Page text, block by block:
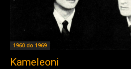
1960 do 1969
Kameleoni